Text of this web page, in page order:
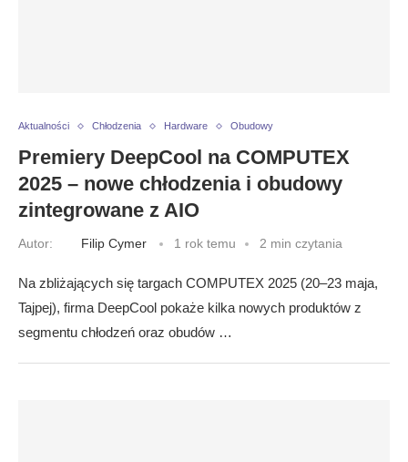
Aktualności Chłodzenia Hardware Obudowy
Premiery DeepCool na COMPUTEX
2025 – nowe chłodzenia i obudowy
zintegrowane z AIO
Autor: Filip Cymer 1 rok temu 2 min czytania
Na zbliżających się targach COMPUTEX 2025 (20–23 maja,
Tajpej), firma DeepCool pokaże kilka nowych produktów z
segmentu chłodzeń oraz obudów …